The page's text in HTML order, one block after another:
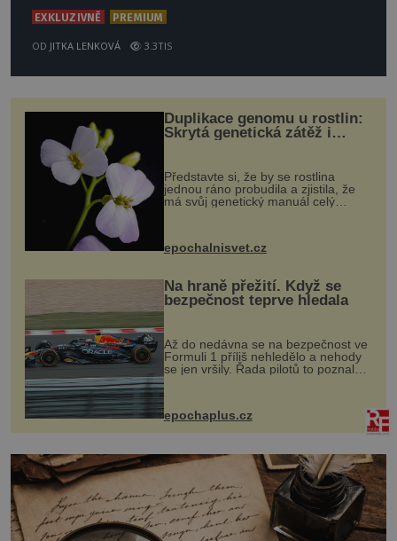
EXKLUZIVNĚ PREMIUM
OD JITKA LENKOVÁ 3.3TIS
Duplikace genomu u rostlin:
Skrytá genetická zátěž i
Představte si, že by se rostlina
jednou ráno probudila a zjistila, že
má svůj genetický manuál celý
vstupenka...
epochalnisvet.cz
Na hraně přežití. Když se
bezpečnost teprve hledala
Až do nedávna se na bezpečnost ve
Formuli 1 příliš nehledělo a nehody
se jen vršily. Řada pilotů to poznala
na vlastní kůži, často s trvalými
následky nebo bohužel i ztrátou
života. Dnes nepochopiteln...
epochaplus.cz